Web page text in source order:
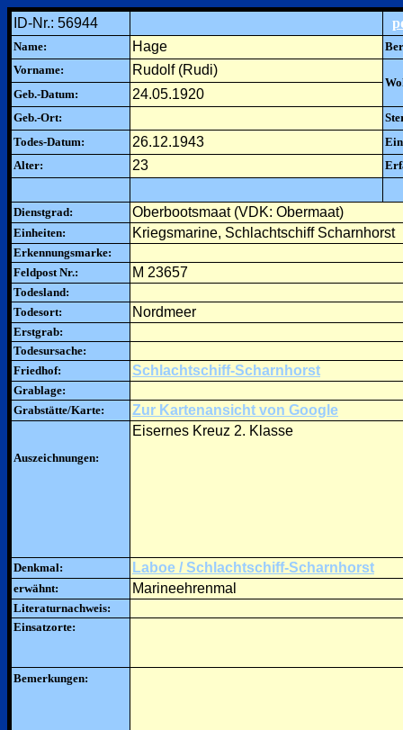
ID-Nr.: 56944
Name: Hage
Vorname:
Rudolf (Rudi)
Geb.-Datum:
24.05.1920
Geb.-Ort:
Todes-Datum:
26.12.1943
Alter:
23
Dienstgrad: Oberbootsmaat (VDK: Obermaat)
Einheiten: Kriegsmarine, Schlachtschiff Scharnhorst
Erkennungsmarke:
Feldpost Nr.:
M 23657
Todesland:
Todesort:
Nordmeer
Erstgrab:
Todesursache:
Friedhof:
Schlachtschiff-Scharnhorst
Grablage:
Grabstätte/Karte:
Zur Kartenansicht von Google
Auszeichnungen:
Eisernes Kreuz 2. Klasse
Denkmal: Laboe / Schlachtschiff-Scharnhorst
erwähnt: Marineehrenmal
Literaturnachweis:
Einsatzorte:
Bemerkungen: